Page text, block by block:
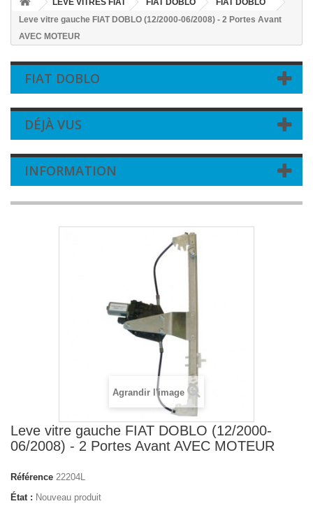
LEVE VITRES FIAT FIAT DOBLO
FIAT DOBLO
Leve vitre gauche FIAT DOBLO (12/2000-06/2008) - 2 Portes Avant
AVEC MOTEUR
FIAT DOBLO
DÉJÀ VUS
INFORMATION
Agrandir l'image
Leve vitre gauche FIAT DOBLO (12/2000-
06/2008) - 2 Portes Avant AVEC MOTEUR
Référence 22204L
État : Nouveau produit